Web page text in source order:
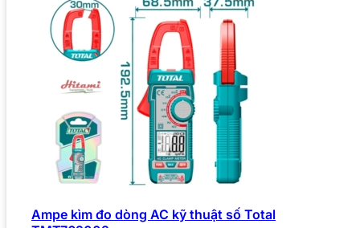
Ampe kìm đo dòng AC kỹ thuật số Total